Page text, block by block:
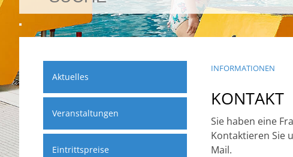
Aktuelles
Veranstaltungen
Eintrittspreise
INFORMATIONEN
KONTAKT
Sie haben eine
Kontaktieren Sie
Mail.